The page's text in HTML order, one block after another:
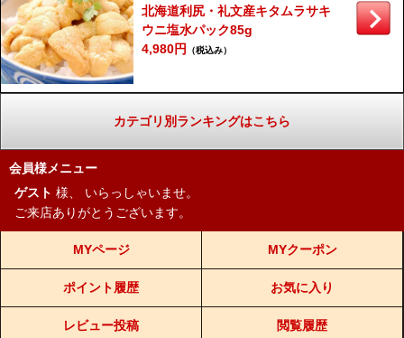
北海道利尻・礼文産キタムラサキ
ウニ塩水パック85g
4,980円
（税込み）
カテゴリ別ランキングはこちら
会員様メニュー
ゲスト 様、
いらっしゃいませ。
ご来店ありがとうございます。
MYページ MYクーポン
ポイント履歴 お気に入り
レビュー投稿 閲覧履歴